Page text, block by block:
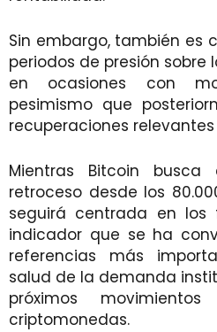
Sin embargo, también es
periodos de presión sobre
en ocasiones con
pesimismo que
recuperaciones
Mientras Bitcoin busca
retroceso desde los
seguirá centrada en los
indicador que se ha
referencias más
salud de la demanda
próximos
criptomonedas.